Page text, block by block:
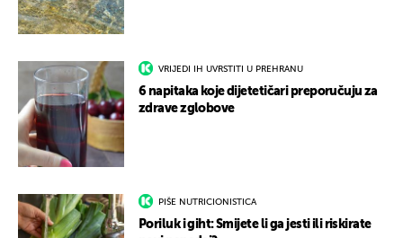
VRIJEDI IH UVRSTITI U PREHRANU
6 napitaka koje dijetetičari preporučuju za
zdrave zglobove
PIŠE NUTRICIONISTICA
Poriluk i giht: Smijete li ga jesti ili riskirate